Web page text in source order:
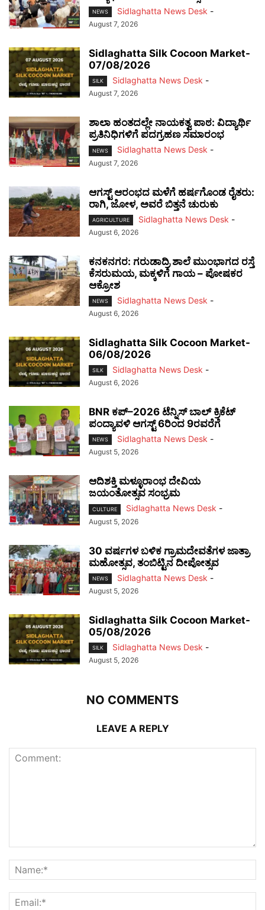
NEWS Sidlaghatta News Desk -
August 7, 2026
Sidlaghatta Silk Cocoon Market-
07/08/2026
SILK Sidlaghatta News Desk -
August 7, 2026
ಶಾಲಾ ಹಂತದಲ್ಲೇ ನಾಯಕತ್ವ ಪಾಠ: ವಿದ್ಯಾರ್ಥಿ
ಪ್ರತಿನಿಧಿಗಳಿಗೆ ಪದಗ್ರಹಣ ಸಮಾರಂಭ
NEWS Sidlaghatta News Desk -
August 7, 2026
ಆಗಸ್ಟ್ ಆರಂಭದ ಮಳೆಗೆ ಹರ್ಷಗೊಂಡ ರೈತರು:
ರಾಗಿ, ಜೋಳ, ಅವರೆ ಬಿತ್ತನೆ ಚುರುಕು
AGRICULTURE Sidlaghatta News Desk -
August 6, 2026
ಕನಕನಗರ: ಗರುಡಾದ್ರಿ ಶಾಲೆ ಮುಂಭಾಗದ ರಸ್ತೆ
ಕೆಸರುಮಯ, ಮಕ್ಕಳಿಗೆ ಗಾಯ – ಪೋಷಕರ
ಆಕ್ರೋಶ
NEWS Sidlaghatta News Desk -
August 6, 2026
Sidlaghatta Silk Cocoon Market-
06/08/2026
SILK Sidlaghatta News Desk -
August 6, 2026
BNR ಕಪ್–2026 ಟೆನ್ನಿಸ್ ಬಾಲ್ ಕ್ರಿಕೆಟ್
ಪಂದ್ಯಾವಳಿ ಆಗಸ್ಟ್ 6ರಿಂದ 9ರವರೆಗೆ
NEWS Sidlaghatta News Desk -
August 5, 2026
ಆದಿಶಕ್ತಿ ಮಳ್ಳೂರಾಂಭ ದೇವಿಯ
ಜಯಂತೋತ್ಸವ ಸಂಭ್ರಮ
CULTURE Sidlaghatta News Desk -
August 5, 2026
30 ವರ್ಷಗಳ ಬಳಿಕ ಗ್ರಾಮದೇವತೆಗಳ ಜಾತ್ರಾ
ಮಹೋತ್ಸವ, ತಂಬಿಟ್ಟಿನ ದೀಪೋತ್ಸವ
NEWS Sidlaghatta News Desk -
August 5, 2026
Sidlaghatta Silk Cocoon Market-
05/08/2026
SILK Sidlaghatta News Desk -
August 5, 2026
NO COMMENTS
LEAVE A REPLY